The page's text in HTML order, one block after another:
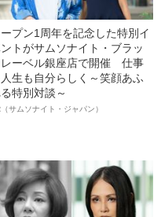
プン1周年を記念した特別イ
トがサムソナイト・ブラッ
レーベル銀座店で開催 仕事
人生も自分らしく～笑顔あふ
特別対談～
サムソナイト・ジャパン）